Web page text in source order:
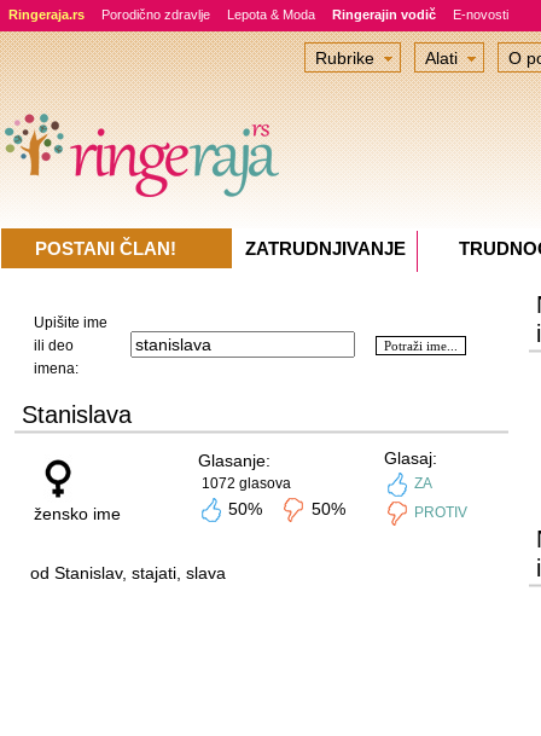
Ringeraja.rs Porodično zdravlje Lepota & Moda Ringerajin vodič E-novosti
Upišite ime
ili deo
imena:
Stanislava
žensko ime
Glasanje:
1072 glasova
50% 50%
Glasaj:
ZA
PROTIV
od Stanislav, stajati, slava
Rubrike Alati O
POSTANI ČLAN! ZATRUDNJIVANJE